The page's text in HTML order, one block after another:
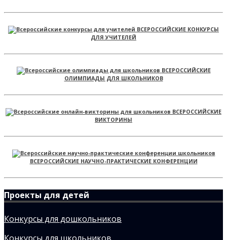
ВСЕРОССИЙСКИЕ КОНКУРСЫ
ДЛЯ УЧИТЕЛЕЙ
ВСЕРОССИЙСКИЕ
ОЛИМПИАДЫ ДЛЯ ШКОЛЬНИКОВ
ВСЕРОССИЙСКИЕ
ВИКТОРИНЫ
ВСЕРОССИЙСКИЕ НАУЧНО-ПРАКТИЧЕСКИЕ КОНФЕРЕНЦИИ
Проекты для детей
Конкурсы для дошкольников